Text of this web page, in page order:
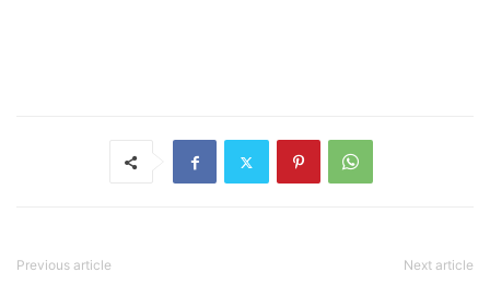
Previous article Next article